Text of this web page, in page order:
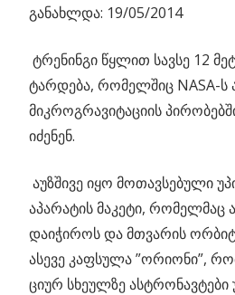
განახლდა: 19/05/2014
ტრენინგი წყლით სავსე 12
ტარდება, რომელშიც NASA-ს
მიკროგრავიტაციის
იძენენ.
აუზშივე იყო მოთავსებული
აპარატის მაკეტი, რომელმაც
დაიჭიროს და მთვარის
ასევე კაფსულა ”ორიონი”,
ციურ სხეულზე ასტრონავტები